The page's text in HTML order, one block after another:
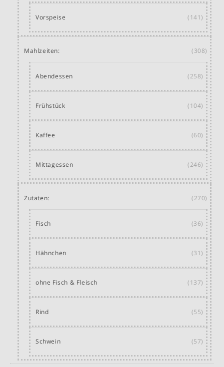
Vorspeise (141)
Mahlzeiten: (308)
Abendessen (258)
Frühstück (104)
Kaffee (60)
Mittagessen (246)
Zutaten: (270)
Fisch (36)
Hähnchen (31)
ohne Fisch & Fleisch (137)
Rind (55)
Schwein (57)